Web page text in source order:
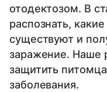
отодектозом. В
распознать,
существуют и
заражение. Наше
защитить
заболевания.